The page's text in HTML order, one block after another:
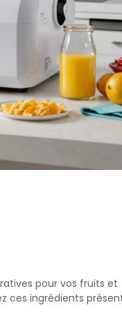
pour vos fruits et
ces ingrédients